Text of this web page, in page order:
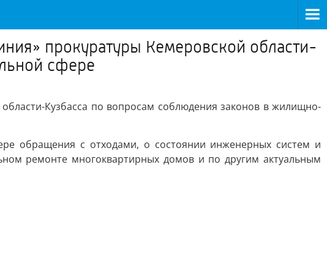
прокуратуры Кемеровской области-
сфере
Кузбасса по вопросам соблюдения законов в жилищно-
обращения с отходами, о состоянии инженерных систем и
ремонте многоквартирных домов и по другим актуальным